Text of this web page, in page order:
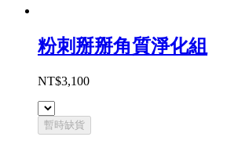
粉刺掰掰角質淨化組
NT$3,100
暫時缺貨